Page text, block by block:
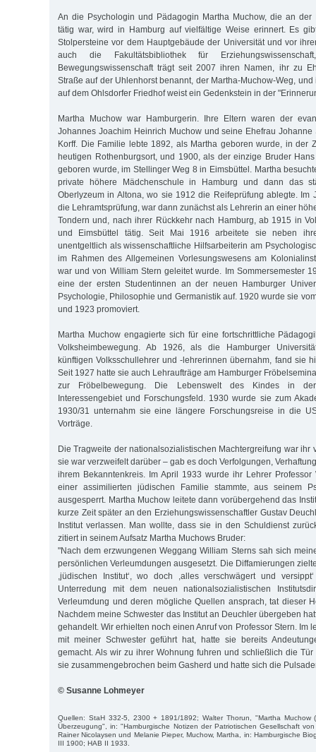
An die Psychologin und Pädagogin Martha Muchow, die an der
tätig war, wird in Hamburg auf vielfältige Weise erinnert. Es
Stolpersteine vor dem Hauptgebäude der Universität und vor
auch die Fakultätsbibliothek für
Bewegungswissenschaft trägt seit 2007 ihren Namen, ihr zu
Straße auf der Uhlenhorst benannt, der Martha-Muchow-Weg, und
auf dem Ohlsdorfer Friedhof weist ein Gedenkstein in der
Martha Muchow war Hamburgerin. Ihre Eltern waren der
Johannes Joachim Heinrich Muchow und seine Ehefrau
Korff. Die Familie lebte 1892, als Martha geboren wurde, in der
heutigen Ro­then­burgsort, und 1900, als der einzige Bruder
geboren wurde, im Stellinger Weg 8 in Eimsbüttel. Martha
private höhere Mädchenschule in Hamburg und dann das
Oberlyzeum in Altona, wo sie 1912 die Reifeprüfung ablegte. Im
die Lehramtsprüfung, war dann zunächst als Lehrerin an einer
Tondern und, nach ihrer Rückkehr nach Hamburg, ab 1915 in
und Eimsbüttel tätig. Seit Mai 1916 arbeitete sie neben
unentgeltlich als wissenschaftliche Hilfsarbeiterin am
im Rahmen des Allgemeinen Vorlesungswesens am
war und von William Stern geleitet wurde. Im Sommersemester
eine der ersten Studentinnen an der neuen Hamburger
Psychologie, Philosophie und Germanistik auf. 1920 wurde sie
und 1923 promoviert.
Martha Muchow engagierte sich für eine fortschrittliche
Volksheimbewegung. Ab 1926, als die Hamburger
künftigen Volksschullehrer und -lehrerinnen übernahm, fand sie
Seit 1927 hatte sie auch Lehraufträge am Hamburger
zur Fröbelbewegung. Die Lebenswelt des Kindes in
Interessengebiet und Forschungsfeld. 1930 wurde sie zum
1930/31 unternahm sie eine längere Forschungsreise in die
Vorträge.
Die Tragweite der nationalsozialistischen Machtergreifung war ihr
sie war verzweifelt darüber – gab es doch Verfolgungen,
ihrem Bekanntenkreis. Im April 1933 wurde ihr Lehrer
einer assimilierten jüdischen Familie stammte, aus seinem
ausgesperrt. Martha Muchow leitete dann vorübergehend das
kurze Zeit später an den Erziehungswissenschaftler Gustav
Institut verlassen. Man wollte, dass sie in den Schuldienst
zitiert in seinem Aufsatz Martha Muchows Bruder:
"Nach dem erzwungenen Weggang William Sterns sah sich
persönlichen Verleumdungen ausgesetzt. Die Diffamierungen
,jüdischen Institut‘, wo doch ,alles verschwägert und
Unterredung mit dem neuen nationalsozialistischen
Verleumdung und deren mögliche Quellen ansprach, tat dieser
Nachdem meine Schwester das Institut an Deuchler übergeben
gehandelt. Wir erhielten noch einen Anruf von Professor Stern. Im
mit meiner Schwester geführt hat, hatte sie bereits
gemacht. Als wir zu ihrer Wohnung fuhren und schließlich die
sie zusammengebrochen beim Gasherd und hatte sich die
© Susanne Lohmeyer
Quellen: StaH 332-5, 2300 + 1891/1892; Walter Thorun, "Martha Muchow
Überzeugung", in: "Hamburgische Notizen der Patriotischen Gesellschaft
Rainer Nicolaysen und Melanie Pieper, Muchow, Martha, in: Hamburgische
III 1900; HAB II 1933.